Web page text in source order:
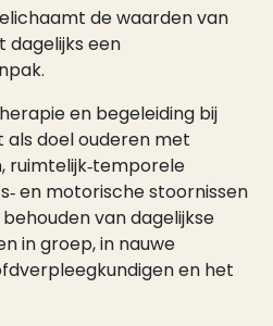
de waarden van
dagelijks een
en begeleiding bij
als doel ouderen met
ruimtelijk‑temporele
en motorische stoornissen
van dagelijkse
in groep, in nauwe
en het